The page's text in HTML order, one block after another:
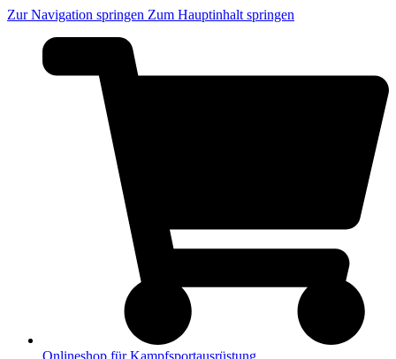
Zur Navigation springen Zum Hauptinhalt springen